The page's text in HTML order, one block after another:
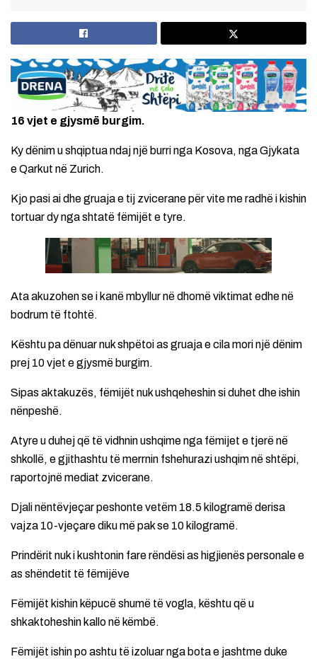
16 vjet e gjysmë burgim.
Ky dënim u shqiptua ndaj një burri nga Kosova, nga Gjykata
e Qarkut në Zurich.
Kjo pasi ai dhe gruaja e tij zvicerane për vite me radhë i kishin
tortuar dy nga shtatë fëmijët e tyre.
Ata akuzohen se i kanë mbyllur në dhomë viktimat edhe në
bodrum të ftohtë.
Kështu pa dënuar nuk shpëtoi as gruaja e cila mori një dënim
prej 10 vjet e gjysmë burgim.
Sipas aktakuzës, fëmijët nuk ushqeheshin si duhet dhe ishin
nënpeshë.
Atyre u duhej që të vidhnin ushqime nga fëmijet e tjerë në
shkollë, e gjithashtu të merrnin fshehurazi ushqim në shtëpi,
raportojnë mediat zvicerane.
Djali nëntëvjeçar peshonte vetëm 18.5 kilogramë derisa
vajza 10-vjeçare diku më pak se 10 kilogramë.
Prindërit nuk i kushtonin fare rëndësi as higjienës personale e
as shëndetit të fëmijëve
Fëmijët kishin këpucë shumë të vogla, kështu që u
shkaktoheshin kallo në këmbë.
Fëmijët ishin po ashtu të izoluar nga bota e jashtme duke